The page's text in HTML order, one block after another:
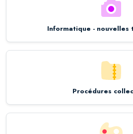
Informatique - nouvelles
Procédures